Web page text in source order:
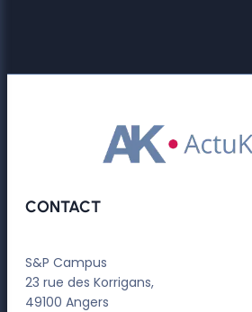
CONTACT
S&P Campus
23 rue des Korrigans,
49100 Angers